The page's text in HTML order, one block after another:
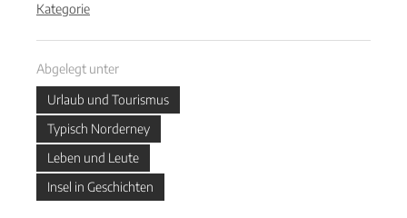
Kategorie
Abgelegt unter
Urlaub und Tourismus
Typisch Norderney
Leben und Leute
Insel in Geschichten